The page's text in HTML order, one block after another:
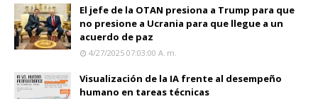
El jefe de la OTAN presiona a Trump para que
no presione a Ucrania para que llegue a un
acuerdo de paz
4/27/2025 07:03:00 A. M.
Visualización de la IA frente al desempeño
humano en tareas técnicas